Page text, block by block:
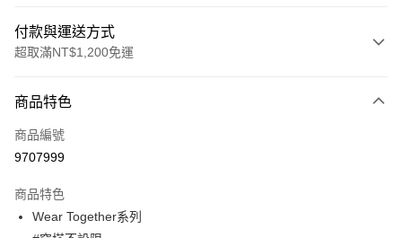
付款與運送方式
超取滿NT$1,200免運
信用卡一次付款
超商取貨付款
街口支付
商品特色
商品編號
9707999
商品特色
Wear Together系列